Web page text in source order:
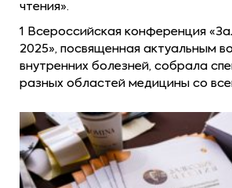
чтения».
1 Всероссийская конференция
2025», посвященная актуальным
внутренних болезней, собрала
разных областей медицины со